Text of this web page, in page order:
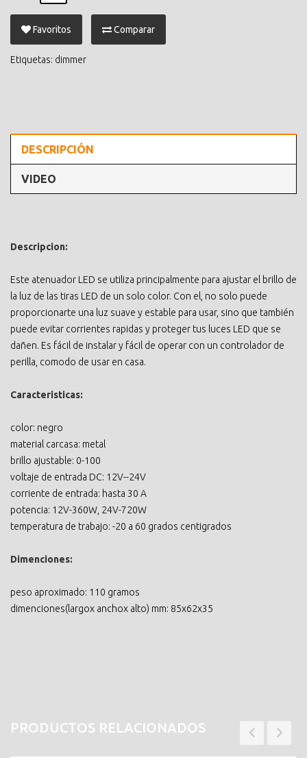
Favoritos Comparar
Etiquetas: dimmer
DESCRIPCIÓN
VIDEO
Descripcion:
Este atenuador LED se utiliza principalmente para ajustar el brillo de
la luz de las tiras LED de un solo color. Con el, no solo puede
proporcionarte una luz suave y estable para usar, sino que también
puede evitar corrientes rapidas y proteger tus luces LED que se
dañen. Es fácil de instalar y fácil de operar con un controlador de
perilla, comodo de usar en casa.
Caracteristicas:
color: negro
material carcasa: metal
brillo ajustable: 0-100
voltaje de entrada DC: 12V--24V
corriente de entrada: hasta 30 A
potencia: 12V-360W, 24V-720W
temperatura de trabajo: -20 a 60 grados centigrados
Dimenciones:
peso aproximado: 110 gramos
dimenciones(largox anchox alto) mm: 85x62x35
PRODUCTOS RELACIONADOS